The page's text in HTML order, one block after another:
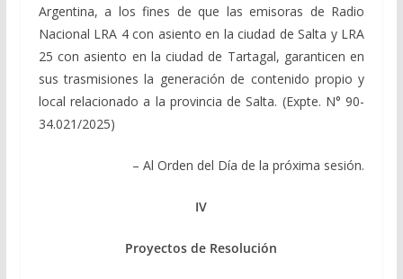
Argentina, a los fines de que las emisoras de Radio
Nacional LRA 4 con asiento en la ciudad de Salta y LRA
25 con asiento en la ciudad de Tartagal, garanticen en
sus trasmisiones la generación de contenido propio y
local relacionado a la provincia de Salta. (Expte. N° 90-
34.021/2025)
– Al Orden del Día de la próxima sesión.
IV
Proyectos de Resolución